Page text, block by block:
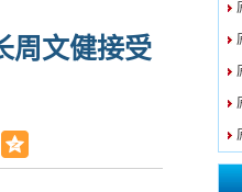
周文健接受